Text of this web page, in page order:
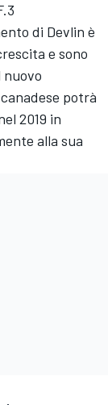
di Devlin è
e sono
potrà
2019 in
alla sua